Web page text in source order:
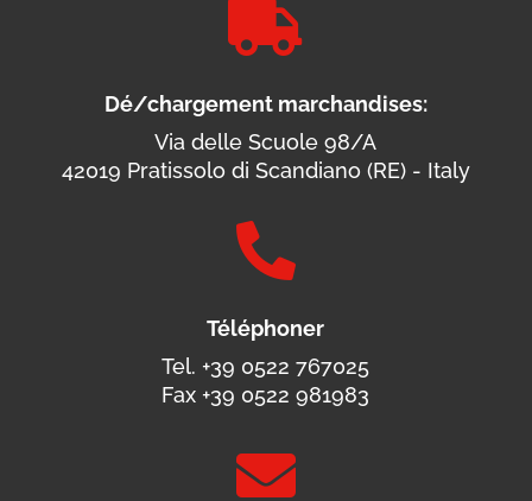

Dé/chargement marchandises:
Via delle Scuole 98/A
42019 Pratissolo di Scandiano (RE) - Italy

Téléphoner
Tel. +39 0522 767025
Fax +39 0522 981983
